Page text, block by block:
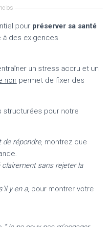
pour préserver sa santé
à des exigences
un stress accru et un
non permet de fixer des
structurées pour notre
de répondre, montrez que
clairement sans rejeter la
y en a, pour montrer votre